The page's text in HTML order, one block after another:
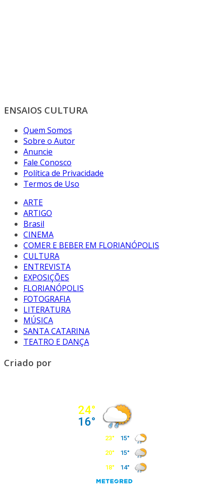
ENSAIOS CULTURA
Quem Somos
Sobre o Autor
Anuncie
Fale Conosco
Política de Privacidade
Termos de Uso
ARTE
ARTIGO
Brasil
CINEMA
COMER E BEBER EM FLORIANÓPOLIS
CULTURA
ENTREVISTA
EXPOSIÇÕES
FLORIANÓPOLIS
FOTOGRAFIA
LITERATURA
MÚSICA
SANTA CATARINA
TEATRO E DANÇA
Criado por